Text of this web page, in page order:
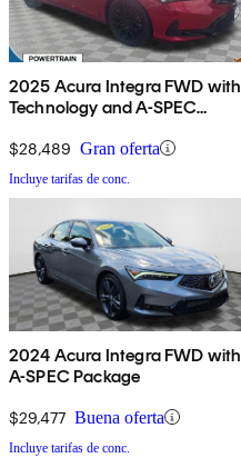
2025 Acura Integra FWD with
Technology and A-SPEC
$28,489 Gran oferta
Incluye tarifas de conc.
2024 Acura Integra FWD with
A-SPEC Package
$29,477 Buena oferta
Incluye tarifas de conc.